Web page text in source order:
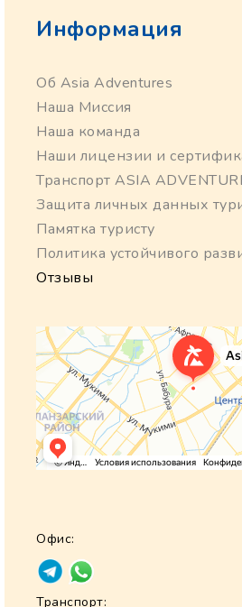
Информация
Об Asia Adventures
Наша Миссия
Наша команда
Наши лицензии и
Транспорт ASIA
Защита личных данных
Памятка туристу
Политика устойчивого
Отзывы
Офис:
Транспорт: